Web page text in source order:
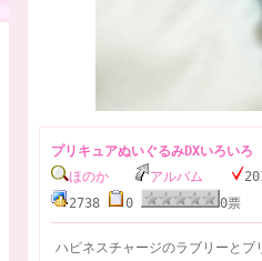
プリキュアぬいぐるみDXいろいろ
ほのか
アルバム
2738
0 0
ハピネスチャージのラブリーとプ